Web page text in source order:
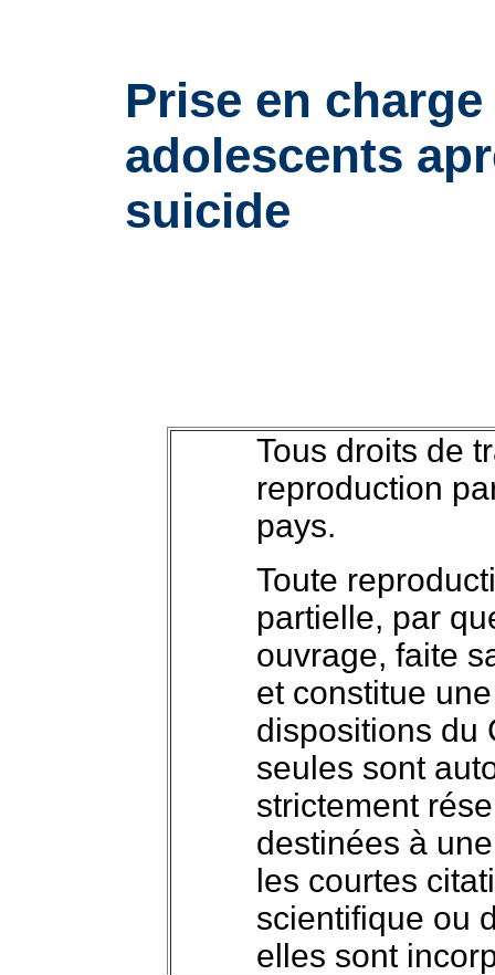
Prise en
adolescents
suicide
Tous droits de
reproduction
pays.
Toute
partielle, par
ouvrage, faite
et constitue
dispositions du
seules sont
strictement
destinées à
les courtes
scientifique ou
elles sont